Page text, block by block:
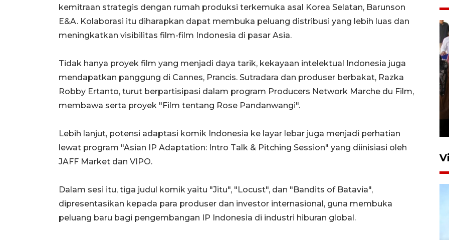
kemitraan strategis dengan rumah produksi terkemuka asal Korea Selatan, Barunson
E&A. Kolaborasi itu diharapkan dapat membuka peluang distribusi yang lebih luas dan
meningkatkan visibilitas film-film Indonesia di pasar Asia.
Tidak hanya proyek film yang menjadi daya tarik, kekayaan intelektual Indonesia juga
mendapatkan panggung di Cannes, Prancis. Sutradara dan produser berbakat, Razka
Robby Ertanto, turut berpartisipasi dalam program Producers Network Marche du Film,
membawa serta proyek "Film tentang Rose Pandanwangi".
Lebih lanjut, potensi adaptasi komik Indonesia ke layar lebar juga menjadi perhatian
lewat program "Asian IP Adaptation: Intro Talk & Pitching Session" yang diinisiasi oleh
JAFF Market dan VIPO.
Dalam sesi itu, tiga judul komik yaitu "Jitu", "Locust", dan "Bandits of Batavia",
dipresentasikan kepada para produser dan investor internasional, guna membuka
peluang baru bagi pengembangan IP Indonesia di industri hiburan global.
Persebaya juara Piala
Presiden 2026